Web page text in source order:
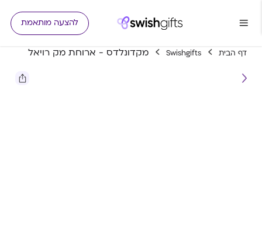
להצעה מותאמת
דף הבית Swishgifts מקדונלדס - ארוחת מק רויאל